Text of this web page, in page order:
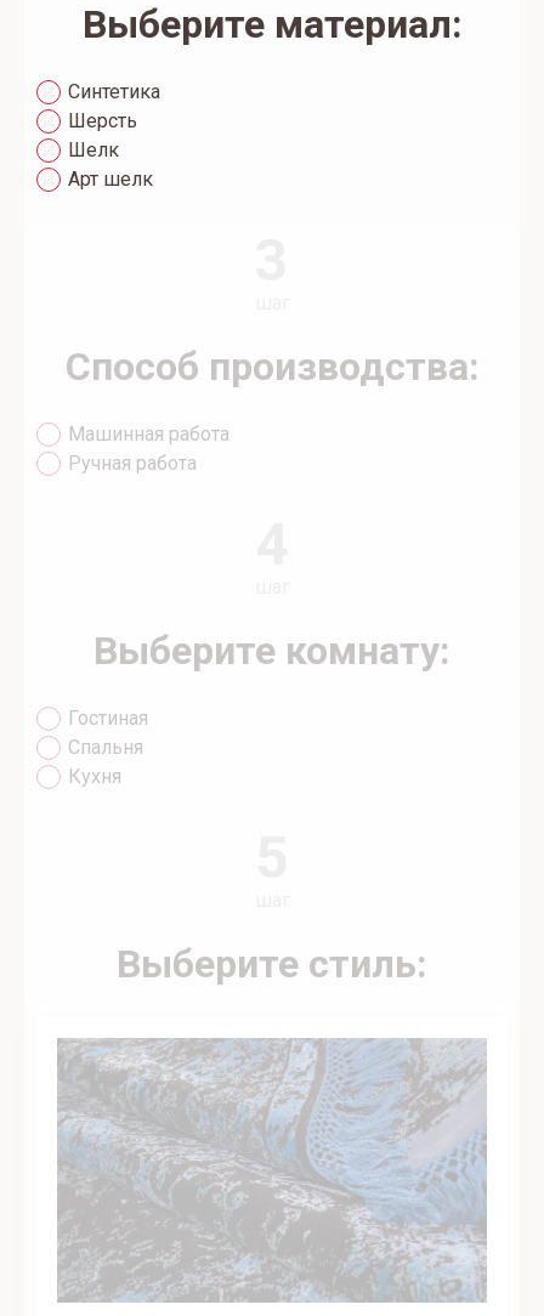
Выберите материал:
Синтетика
Шерсть
Шелк
Арт шелк
Способ производства:
Машинная работа
Ручная работа
Выберите комнату:
Гостиная
Спальня
Кухня
Выберите стиль: